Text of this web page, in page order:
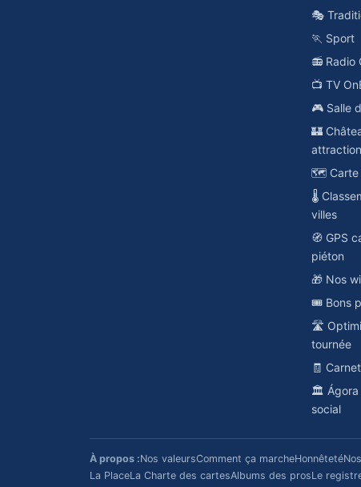
🎭
🏃 Sport
📻 Radio
📺 TV
🎮 Salle
🏰
🗺️ Carte
🌡️
villes
🧭 GPS
piéton
🎁 Nos
🎟️ Bons
🛣️
tournée
🧾
🏛️ Ágora
social
À propos :Nos valeursComment ça marcheHonnêteté
La PlaceLa Charte des cartesAlbums des prosLe